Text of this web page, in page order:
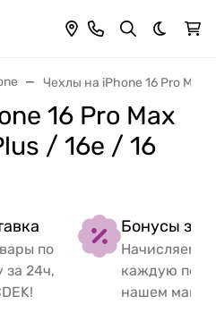
Темная
Чехлы на iPhone 16 Pro Max
16 Pro Max
/ 16e / 16
по
за 24ч,
Бонусы за
Начисляем
каждую
нашем